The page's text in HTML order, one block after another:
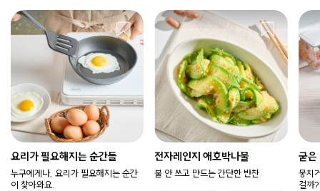
요리가 필요해지는 순간들
누구에게나, 요리가 필요해지는 순간
이 찾아와요.
전자레인지 애호박나물
불 안 쓰고 만드는 간단한 반찬
굳은
뭉치
걸까?